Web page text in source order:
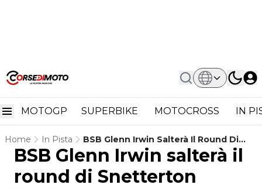
MOTOGP SUPERBIKE MOTOCROSS IN
Home In Pista
BSB Glenn Irwin Salterà Il Round Di
Snetterton
BSB Glenn Irwin salterà il
round di Snetterton